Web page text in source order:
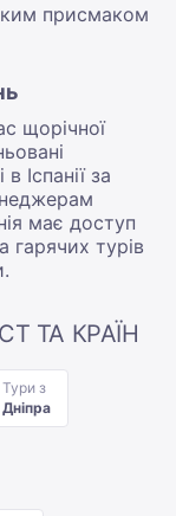
присмаком
щорічної
Іспанії за
має доступ
гарячих турів
ТА КРАЇН
Тури з
Дніпра